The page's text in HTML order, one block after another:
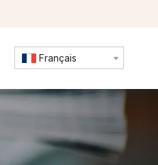
Français